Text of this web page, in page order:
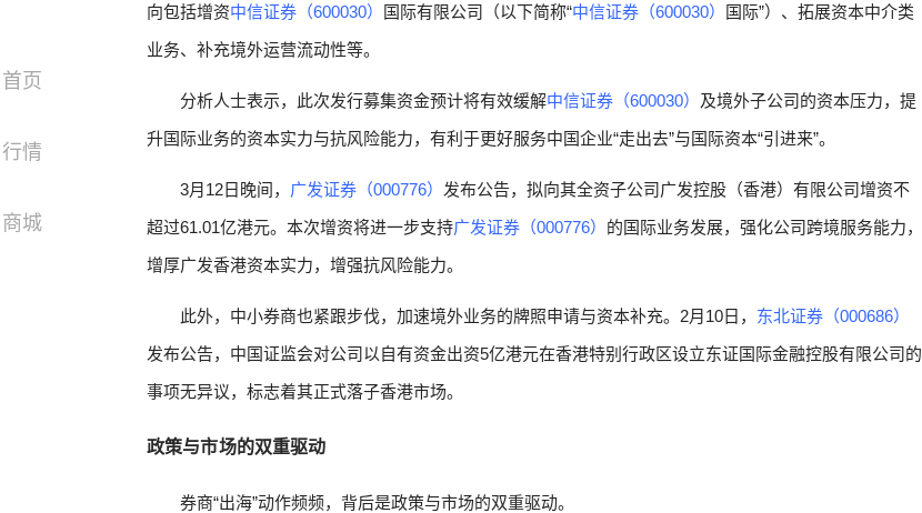
首页
行情
商城
向包括增资中信证券（600030） 国际有限公司（以下简称“中信证券（600030）
国际”）、拓展资本中介类
业务、补充境外运营流动性等。
分析人士表示，此次发行募集资金预计将有效缓解中信证券（600030） 及境外子公司的资本压力，提
升国际业务的资本实力与抗风险能力，有利于更好服务中国企业“走出去”与国际资本“引进来”。
3月12日晚间， 广发证券（000776） 发布公告，拟向其全资子公司广发控股（香港）有限公司增资不
超过61.01亿港元。本次增资将进一步支持广发证券（000776） 的国际业务发展，强化公司跨境服务能力，
增厚广发香港资本实力，增强抗风险能力。
此外，中小券商也紧跟步伐，加速境外业务的牌照申请与资本补充。2月10日， 东北证券（000686）
发布公告，中国证监会对公司以自有资金出资5亿港元在香港特别行政区设立东证国际金融控股有限公司的
事项无异议，标志着其正式落子香港市场。
政策与市场的双重驱动
券商“出海”动作频频，背后是政策与市场的双重驱动。